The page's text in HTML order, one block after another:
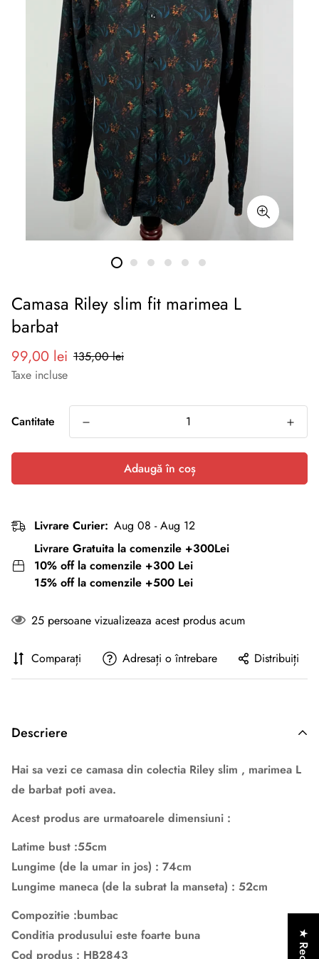
Camasa Riley slim fit marimea L
barbat
Preț
redus
99,00 lei
Preț
normal
135,00 lei
Taxe incluse
Cantitate
Adaugă în coș
Livrare Curier: Aug 08 - Aug 12
Livrare Gratuita la comenzile +300Lei
10% off la comenzile +300 Lei
15% off la comenzile +500 Lei
25 persoane vizualizeaza acest produs acum
Comparați Adresați o întrebare Distribuiți
Descriere
Hai sa vezi ce camasa din colectia Riley slim , marimea L
de barbat poti avea.
Acest produs are urmatoarele dimensiuni :
Latime bust :55cm
Lungime (de la umar in jos) : 74cm
Lungime maneca (de la subrat la manseta) : 52cm
Compozitie :bumbac
Conditia produsului este foarte buna
Cod produs : HB2843